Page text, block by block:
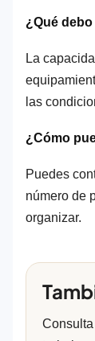
¿Qué
La
las
¿Cómo
Puedes
número de
organizar.